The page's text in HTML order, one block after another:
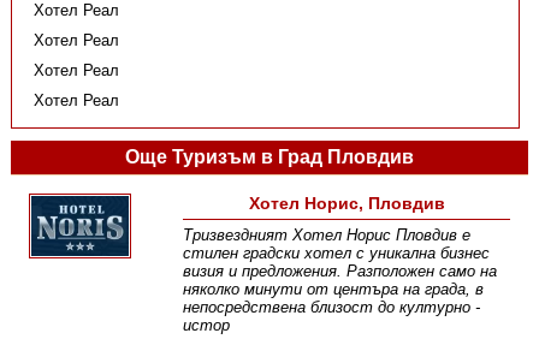
Хотел Реал
Хотел Реал
Хотел Реал
Хотел Реал
Още Туризъм в Град Пловдив
Хотел Норис, Пловдив
Тризвездният Хотел Норис Пловдив е
стилен градски хотел с уникална бизнес
визия и предложения. Разположен само на
няколко минути от центъра на града, в
непосредствена близост до културно -
истор